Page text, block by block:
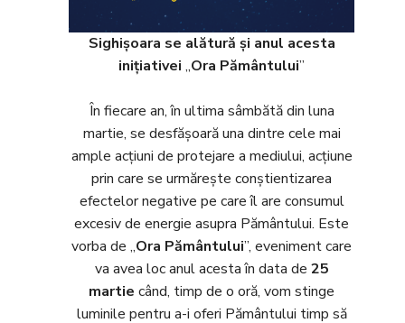
Sighișoara se alătură și anul acesta
inițiativei „Ora Pământului”
În fiecare an, în ultima sâmbătă din luna
martie, se desfășoară una dintre cele mai
ample acțiuni de protejare a mediului, acțiune
prin care se urmărește conștientizarea
efectelor negative pe care îl are consumul
excesiv de energie asupra Pământului. Este
vorba de „Ora Pământului”, eveniment care
va avea loc anul acesta în data de 25
martie când, timp de o oră, vom stinge
luminile pentru a-i oferi Pământului timp să